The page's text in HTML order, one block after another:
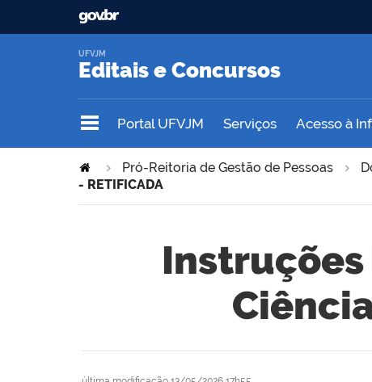
Editais e Concursos
UFVJM
Portal UFVJM Serviços Acesso à
Pró-Reitoria de Gestão de Pessoas
- RETIFICADA